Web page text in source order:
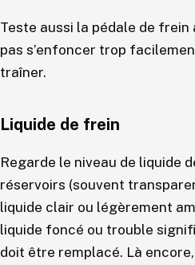
Teste aussi la pédale de frein
pas s’enfoncer trop
traîner.
Liquide de frein
Regarde le niveau de liquide
réservoirs (souvent
liquide clair ou légèrement
liquide foncé ou trouble
doit être remplacé. Là